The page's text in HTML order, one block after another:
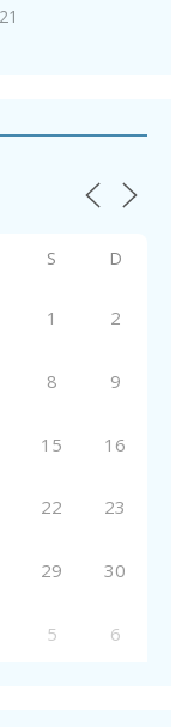
S D
1 2
8 9
15 16
22 23
29 30
5 6